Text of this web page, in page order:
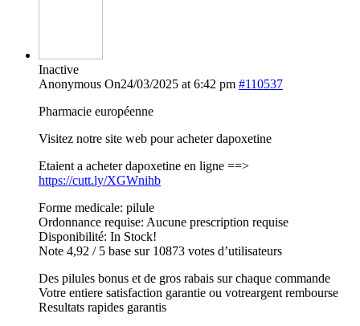
Inactive
Anonymous On24/03/2025 at 6:42 pm #110537
Pharmacie européenne
Visitez notre site web pour acheter dapoxetine
Etaient a acheter dapoxetine en ligne ==>
https://cutt.ly/XGWnihb
Forme medicale: pilule
Ordonnance requise: Aucune prescription requise
Disponibilité: In Stock!
Note 4,92 / 5 base sur 10873 votes d’utilisateurs
Des pilules bonus et de gros rabais sur chaque commande
Votre entiere satisfaction garantie ou votreargent rembourse
Resultats rapides garantis